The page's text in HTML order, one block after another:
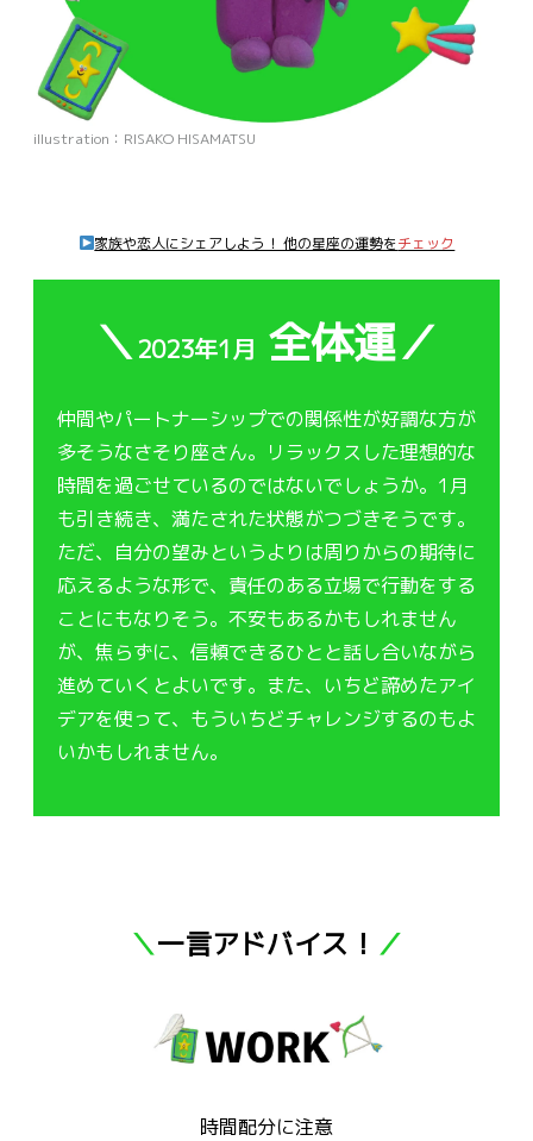
illustration：RISAKO HISAMATSU
家族や恋人にシェアしよう！ 他の星座の運勢をチェック
＼2023年1月 全体運／
仲間やパートナーシップでの関係性が好調な方が
多そうなさそり座さん。リラックスした理想的な
時間を過ごせているのではないでしょうか。1月
も引き続き、満たされた状態がつづきそうです。
ただ、自分の望みというよりは周りからの期待に
応えるような形で、責任のある立場で行動をする
ことにもなりそう。不安もあるかもしれません
が、焦らずに、信頼できるひとと話し合いながら
進めていくとよいです。また、いちど諦めたアイ
デアを使って、もういちどチャレンジするのもよ
いかもしれません。
＼一言アドバイス！ ／
時間配分に注意